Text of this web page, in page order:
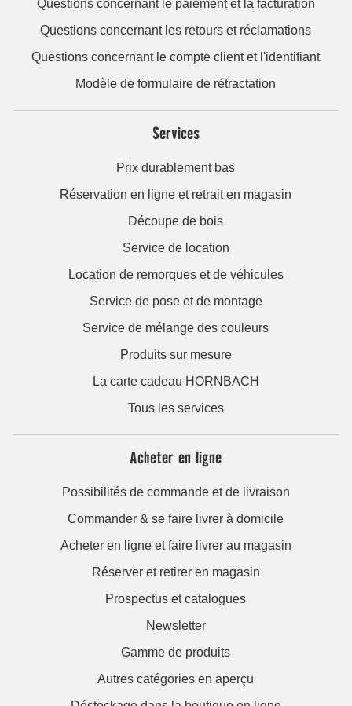
Questions concernant le paiement et la facturation
Questions concernant les retours et réclamations
Questions concernant le compte client et l'identifiant
Modèle de formulaire de rétractation
Services
Prix durablement bas
Réservation en ligne et retrait en magasin
Découpe de bois
Service de location
Location de remorques et de véhicules
Service de pose et de montage
Service de mélange des couleurs
Produits sur mesure
La carte cadeau HORNBACH
Tous les services
Acheter en ligne
Possibilités de commande et de livraison
Commander & se faire livrer à domicile
Acheter en ligne et faire livrer au magasin
Réserver et retirer en magasin
Prospectus et catalogues
Newsletter
Gamme de produits
Autres catégories en aperçu